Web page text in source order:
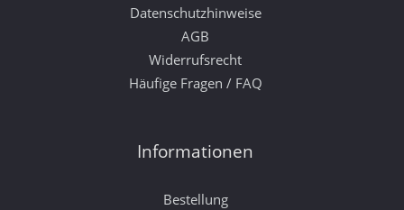
Datenschutzhinweise
AGB
Widerrufsrecht
Häufige Fragen / FAQ
Informationen
Bestellung